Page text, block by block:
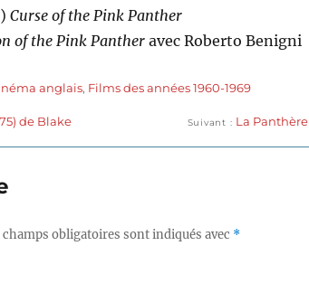
Curse of the Pink Panther
of the Pink Pantheravec Roberto Benigni
anglais, Films des années 1960-1969
de Blake
Suivant La
champs obligatoires sont indiqués avec *